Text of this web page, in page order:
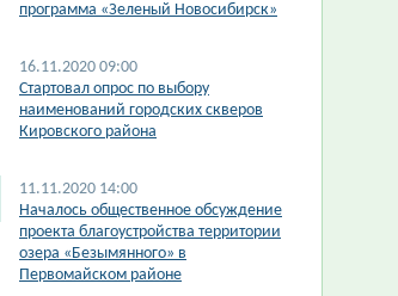
программа «Зеленый Новосибирск»
16.11.2020 09:00
Cтартовал опрос по выбору
наименований городских скверов
Кировского района
11.11.2020 14:00
Началось общественное обсуждение
проекта благоустройства территории
озера «Безымянного» в
Первомайском районе